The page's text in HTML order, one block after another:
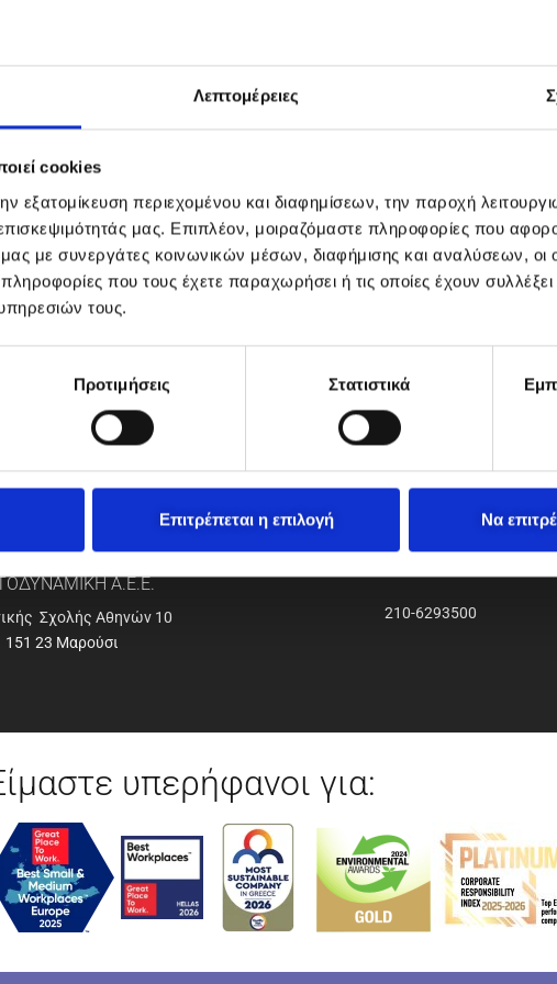
Λεπτομέρειες
cookies
εξατομίκευση περιεχομένου και διαφημίσεων, την παροχή
μας. Επιπλέον, μοιραζόμαστε πληροφορίες που
μας με συνεργάτες κοινωνικών μέσων, διαφήμισης και αναλύσεων, οι
που τους έχετε παραχωρήσει ή τις οποίες έχουν
τους.
Προτιμήσεις Στατιστικά
Επιτρέπεται η επιλογή Να
Α.Ε.Ε.
Σχολής Αθηνών 10
151 23 Μαρούσι
210-6293500
υπερήφανοι για: